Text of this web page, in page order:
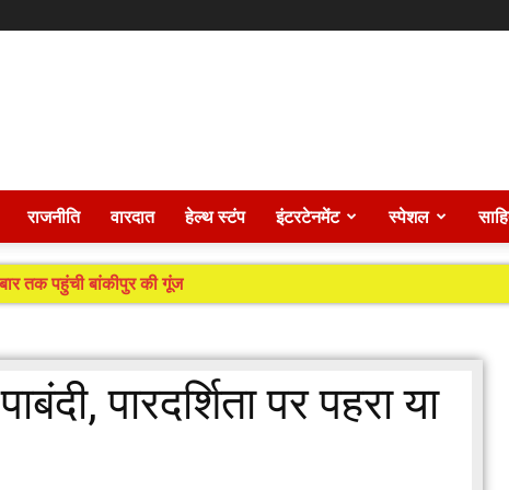
राजनीति वारदात हेल्थ स्टंप इंटरटेनमेंट स्पेशल
तक पहुंची बांकीपुर की गूंज
पारदर्शिता पर पहरा या